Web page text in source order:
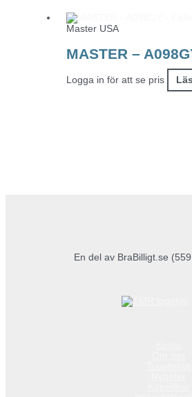
Master USA
MASTER –
Logga in för att se pris
En del av BraBilligt.se